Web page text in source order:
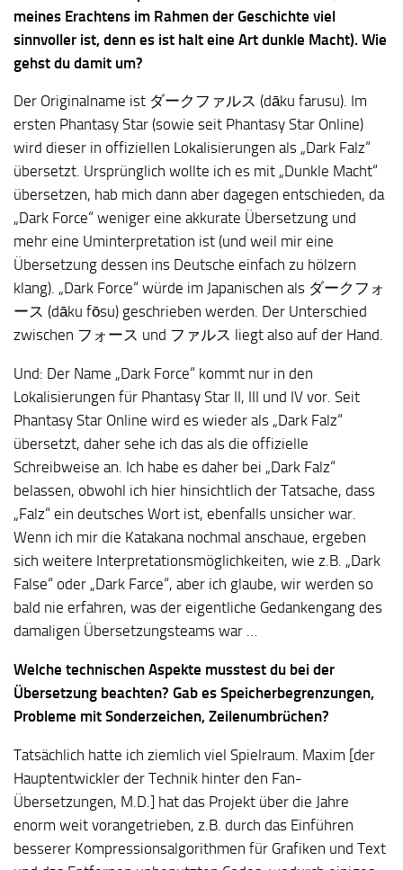
meines Erachtens im Rahmen der Geschichte viel
sinnvoller ist, denn es ist halt eine Art dunkle Macht). Wie
gehst du damit um?
Der Originalname ist ダークファルス (dāku farusu). Im
ersten Phantasy Star (sowie seit Phantasy Star Online)
wird dieser in offiziellen Lokalisierungen als „Dark Falz“
übersetzt. Ursprünglich wollte ich es mit „Dunkle Macht“
übersetzen, hab mich dann aber dagegen entschieden, da
„Dark Force“ weniger eine akkurate Übersetzung und
mehr eine Uminterpretation ist (und weil mir eine
Übersetzung dessen ins Deutsche einfach zu hölzern
klang). „Dark Force“ würde im Japanischen als ダークフォ
ース (dāku fōsu) geschrieben werden. Der Unterschied
zwischen フォース und ファルス liegt also auf der Hand.
Und: Der Name „Dark Force“ kommt nur in den
Lokalisierungen für Phantasy Star II, III und IV vor. Seit
Phantasy Star Online wird es wieder als „Dark Falz“
übersetzt, daher sehe ich das als die offizielle
Schreibweise an. Ich habe es daher bei „Dark Falz“
belassen, obwohl ich hier hinsichtlich der Tatsache, dass
„Falz“ ein deutsches Wort ist, ebenfalls unsicher war.
Wenn ich mir die Katakana nochmal anschaue, ergeben
sich weitere Interpretationsmöglichkeiten, wie z.B. „Dark
False“ oder „Dark Farce“, aber ich glaube, wir werden so
bald nie erfahren, was der eigentliche Gedankengang des
damaligen Übersetzungsteams war …
Welche technischen Aspekte musstest du bei der
Übersetzung beachten? Gab es Speicherbegrenzungen,
Probleme mit Sonderzeichen, Zeilenumbrüchen?
Tatsächlich hatte ich ziemlich viel Spielraum. Maxim [der
Hauptentwickler der Technik hinter den Fan-
Übersetzungen, M.D.] hat das Projekt über die Jahre
enorm weit vorangetrieben, z.B. durch das Einführen
besserer Kompressionsalgorithmen für Grafiken und Text